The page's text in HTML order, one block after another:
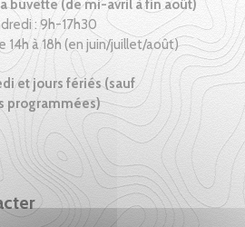
buvette (de mi-avril à fin août)
: 9h-17h30
14h à 18h (en juin/juillet/août)
et jours fériés (sauf
programmées)